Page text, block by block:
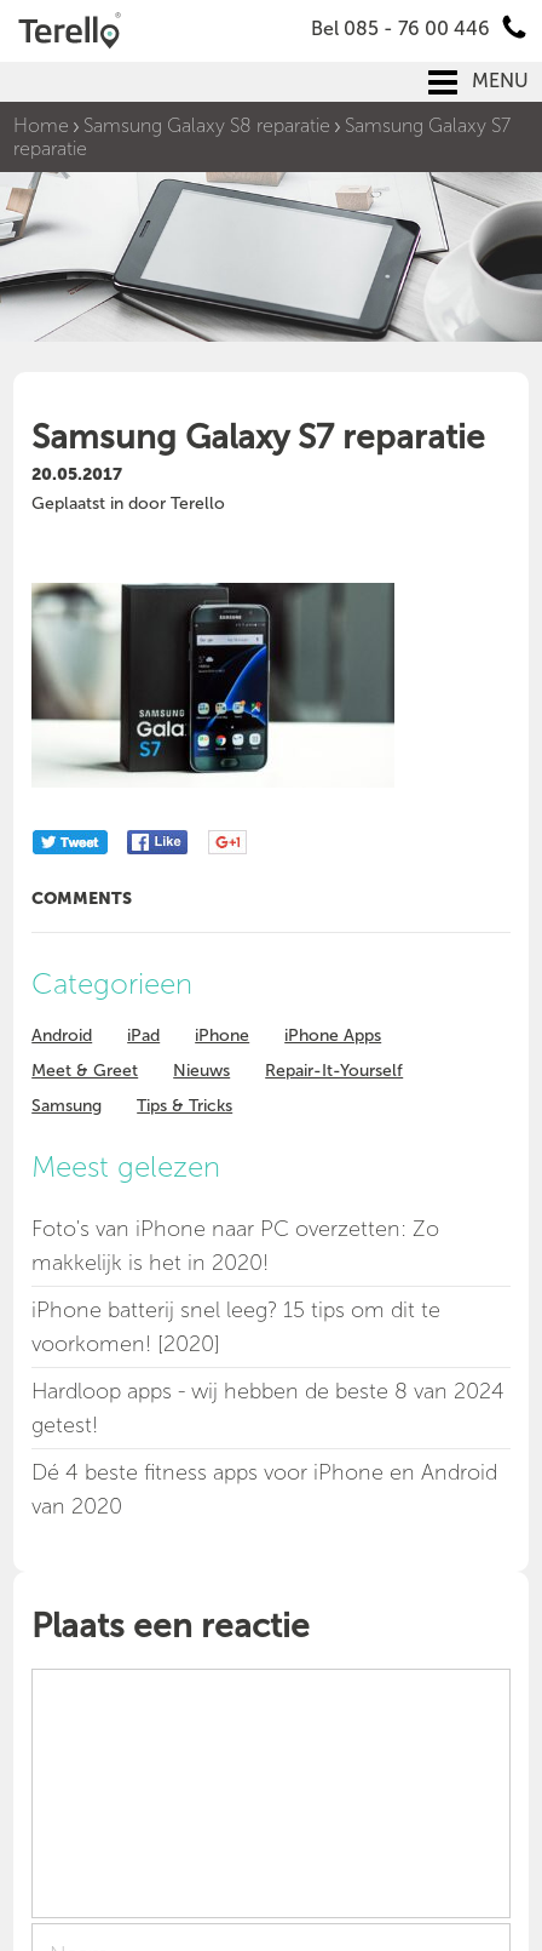
Bel 085 - 76 00 446
MENU
Home
Samsung Galaxy S8 reparatie
Samsung Galaxy S7
reparatie
Samsung Galaxy S7 reparatie
20.05.2017
Geplaatst in door Terello
COMMENTS
Categorieen
Android iPad iPhone
iPhone Apps
Meet & Greet
Nieuws
Repair-It-Yourself
Samsung
Tips & Tricks
Meest gelezen
Foto's van iPhone naar PC overzetten: Zo
makkelijk is het in 2020!
iPhone batterij snel leeg? 15 tips om dit te
voorkomen! [2020]
Hardloop apps - wij hebben de beste 8 van 2024
getest!
Dé 4 beste fitness apps voor iPhone en Android
van 2020
Plaats een reactie